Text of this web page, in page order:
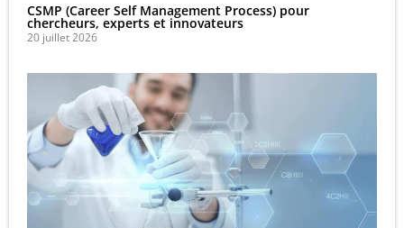
CSMP (Career Self Management Process) pour
chercheurs, experts et innovateurs
20 juillet 2026